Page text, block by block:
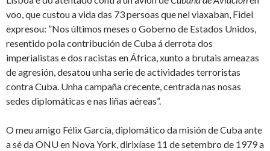
voo, que custou a vida das 73 persoas que nel viaxaban, Fidel
expresou: ”Nos últimos meses o Goberno de Estados Unidos,
resentido pola contribución de Cuba á de­rrota dos
imperialistas e dos racistas en África, xunto a brutais ameazas
de agresión, desatou unha serie de actividades terroristas
contra Cuba. Unha campaña crecente, centrada nas nosas
sedes diplomáticas e nas liñas aéreas”.
O meu amigo Félix García, diplomático da misión de Cuba ante
a sé da ONU en Nova York, dirixíase 11 de setembro de 1979 a